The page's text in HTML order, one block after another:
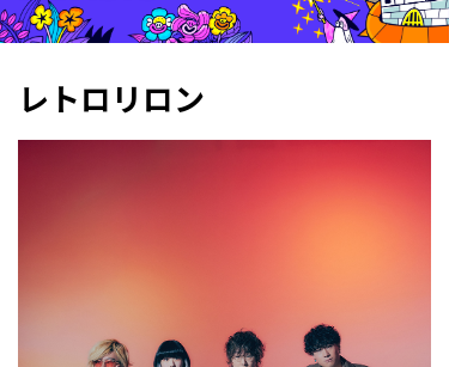
レトロリロン